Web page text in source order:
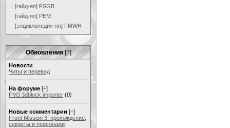
[гайд-яп] FSGB
[гайд-яп] PEM
[энциклопедия-яп] FMWH
Обновления [?]
Новости
Читы и перевод
На форуме [+]
FM3 3dblock importer (0)
Новые комментарии [+]
Front Mission 3: прохождение,
секреты и персонажи